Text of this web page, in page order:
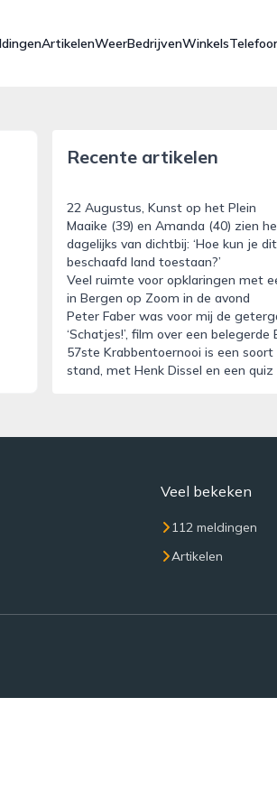
ArtikelenWeerBedrijvenWinkels
Recente artikelen
22 Augustus, Kunst op het Plein
Maaike (39) en Amanda (40) zien
dagelijks van dichtbij: ‘Hoe kun je
beschaafd land toestaan?’
Veel ruimte voor opklaringen met
in Bergen op Zoom in de avond
Peter Faber was voor mij de
‘Schatjes!’, film over een belegerde
57ste Krabbentoernooi is een
stand, met Henk Dissel en een
Veel bekeken
112 meldingen
Artikelen